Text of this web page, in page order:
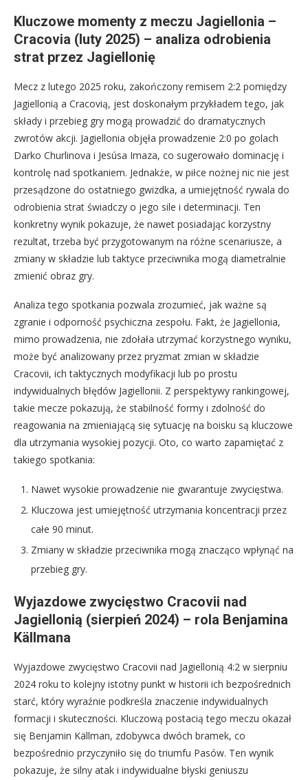
Kluczowe momenty z meczu Jagiellonia –
Cracovia (luty 2025) – analiza odrobienia
strat przez Jagiellonię
Mecz z lutego 2025 roku, zakończony remisem 2:2 pomiędzy
Jagiellonią a Cracovią, jest doskonałym przykładem tego, jak
składy i przebieg gry mogą prowadzić do dramatycznych
zwrotów akcji. Jagiellonia objęła prowadzenie 2:0 po golach
Darko Churlinova i Jesúsa Imaza, co sugerowało dominację i
kontrolę nad spotkaniem. Jednakże, w piłce nożnej nic nie jest
przesądzone do ostatniego gwizdka, a umiejętność rywala do
odrobienia strat świadczy o jego sile i determinacji. Ten
konkretny wynik pokazuje, że nawet posiadając korzystny
rezultat, trzeba być przygotowanym na różne scenariusze, a
zmiany w składzie lub taktyce przeciwnika mogą diametralnie
zmienić obraz gry.
Analiza tego spotkania pozwala zrozumieć, jak ważne są
zgranie i odporność psychiczna zespołu. Fakt, że Jagiellonia,
mimo prowadzenia, nie zdołała utrzymać korzystnego wyniku,
może być analizowany przez pryzmat zmian w składzie
Cracovii, ich taktycznych modyfikacji lub po prostu
indywidualnych błędów Jagiellonii. Z perspektywy rankingowej,
takie mecze pokazują, że stabilność formy i zdolność do
reagowania na zmieniającą się sytuację na boisku są kluczowe
dla utrzymania wysokiej pozycji. Oto, co warto zapamiętać z
takiego spotkania:
Nawet wysokie prowadzenie nie gwarantuje zwycięstwa.
Kluczowa jest umiejętność utrzymania koncentracji przez
całe 90 minut.
Zmiany w składzie przeciwnika mogą znacząco wpłynąć na
przebieg gry.
Wyjazdowe zwycięstwo Cracovii nad
Jagiellonią (sierpień 2024) – rola Benjamina
Källmana
Wyjazdowe zwycięstwo Cracovii nad Jagiellonią 4:2 w sierpniu
2024 roku to kolejny istotny punkt w historii ich bezpośrednich
starć, który wyraźnie podkreśla znaczenie indywidualnych
formacji i skuteczności. Kluczową postacią tego meczu okazał
się Benjamin Källman, zdobywca dwóch bramek, co
bezpośrednio przyczyniło się do triumfu Pasów. Ten wynik
pokazuje, że silny atak i indywidualne błyski geniuszu